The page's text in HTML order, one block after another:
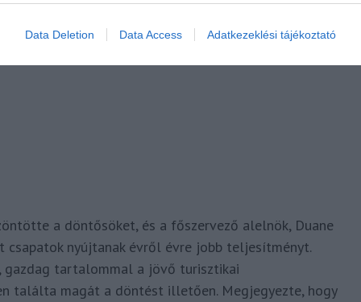
Data Deletion Data Access Adatkezeklési tájékoztató
a döntősöket, és a főszervező alelnök, Duane
nyújtanak évről évre jobb teljesítményt.
gazdag tartalommal a jövő turisztikai
találta magát a döntést illetően. Megjegyezte, hogy